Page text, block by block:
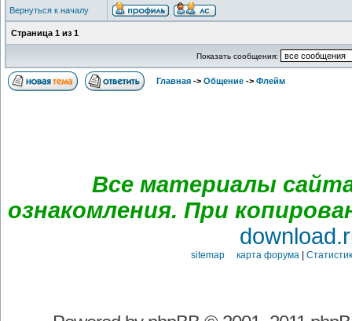
Вернуться к началу
Страница 1 из 1
Показать сообщения:
Главная -> Общение -> Флейм
Все материалы
ознакомления. При
sitemap карта форума|